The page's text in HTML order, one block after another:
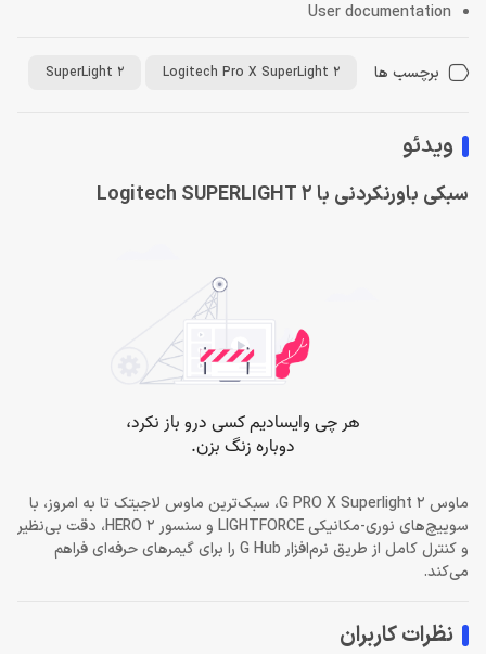
User documentation
برچسب ها Logitech Pro X SuperLight 2
SuperLight 2
ویدئو
سبکی باورنکردنی با Logitech SUPERLIGHT 2
ماوس G PRO X Superlight 2، سبک‌ترین ماوس لاجیتک تا به امروز، با
سوییچ‌های نوری-مکانیکی LIGHTFORCE و سنسور HERO 2، دقت بی‌نظیر
و کنترل کامل از طریق نرم‌افزار G Hub را برای گیمرهای حرفه‌ای فراهم
می‌کند.
نظرات کاربران